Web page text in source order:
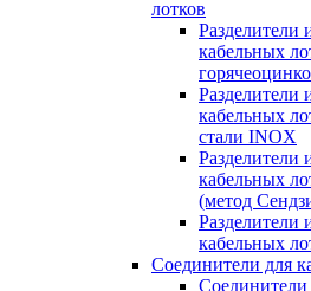
лотков
Разделители
кабельных
Разделители
кабельных
стали INOX
Разделители
кабельных
(метод
Разделители
кабельных
Соединители для
Соединители